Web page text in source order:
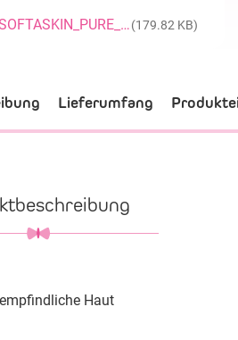
SDB_SOFTASKIN_SOFTASKIN_PURE_20200417_DE(179.82 KB)
Lieferumfang
Haut